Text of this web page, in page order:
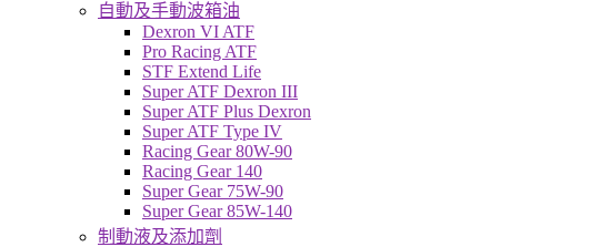
自動及手動波箱油
Dexron VI ATF
Pro Racing ATF
STF Extend Life
Super ATF Dexron III
Super ATF Plus Dexron
Super ATF Type IV
Racing Gear 80W-90
Racing Gear 140
Super Gear 75W-90
Super Gear 85W-140
制動液及添加劑